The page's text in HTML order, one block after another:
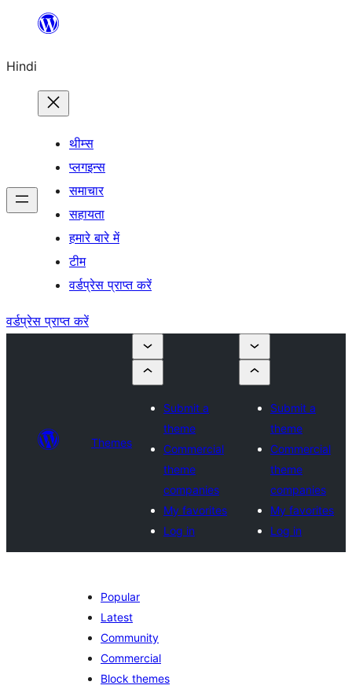
सामग्री
जाएं
Hindi
थीम्स
प्लगइन्स
समाचार
सहायता
हमारे बारे में
टीम
वर्डप्रेस प्राप्त करें
वर्डप्रेस प्राप्त करें
Themes
Submit a
theme
Commercial
theme
companies
My favorites
Log in
Submit a
theme
Commercial
theme
companies
My favorites
Log in
Popular
Latest
Community
Commercial
Block themes